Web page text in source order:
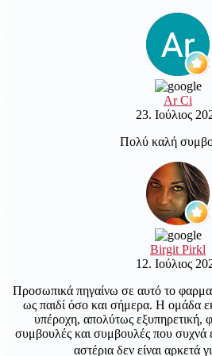
Ar Ci
23. Ιούλιος
Πολύ καλή
Birgit Pirkl
12. Ιούλιος
Προσωπικά πηγαίνω σε αυτό το
ως παιδί όσο και σήμερα. Η ομάδα
υπέροχη, απολύτως εξυπηρετική,
συμβουλές και συμβουλές που συχνά
αστέρια δεν είναι αρκετά